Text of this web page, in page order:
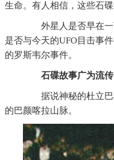
生命。有人相信，这些石
外星人是否早在一
是否与今天的UFO目击事
的罗斯韦尔事件。
石碟故事广为流传
据说神秘的杜立巴
的巴颜喀拉山脉。